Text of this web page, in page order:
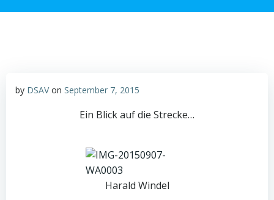
by DSAV on September 7, 2015
Ein Blick auf die Strecke…
Harald Windel